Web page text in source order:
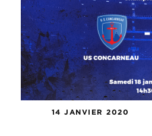
14 JANVIER 2020